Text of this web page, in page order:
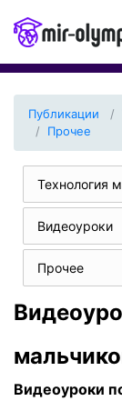
Публикации
Прочее
Технология
Видеоуроки
Прочее
Видеоуроки